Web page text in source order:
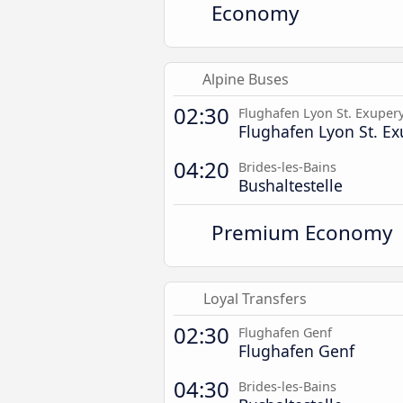
Economy
Alpine Buses
02:30 Flughafen Lyon St.
Flughafen Lyon St.
04:20 Brides-les-Bains
Bushaltestelle
Premium Economy
Loyal Transfers
02:30 Flughafen Genf
Flughafen Genf
04:30 Brides-les-Bains